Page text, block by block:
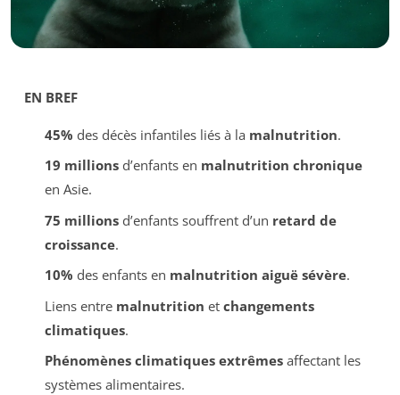
EN BREF
45% des décès infantiles liés à la malnutrition.
19 millionsd’enfants en malnutrition chronique
en Asie.
75 millionsd’enfants souffrent d’un retard de
croissance.
10% des enfants en malnutrition aiguë sévère.
Liens entre malnutrition et changements
climatiques.
Phénomènes climatiques extrêmesaffectant les
systèmes alimentaires.